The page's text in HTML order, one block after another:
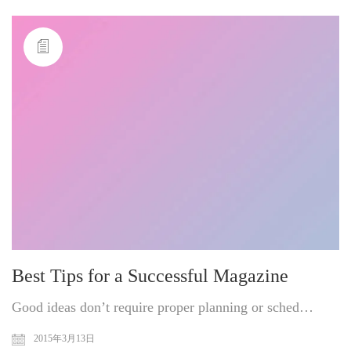
Best Tips for a Successful Magazine
Good ideas don’t require proper planning or sched…
2015年3月13日